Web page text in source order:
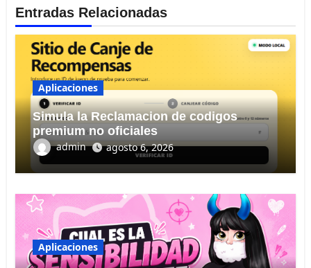
Entradas Relacionadas
Aplicaciones
Simula la Reclamacion de codigos
premium no oficiales
admin agosto 6, 2026
Aplicaciones